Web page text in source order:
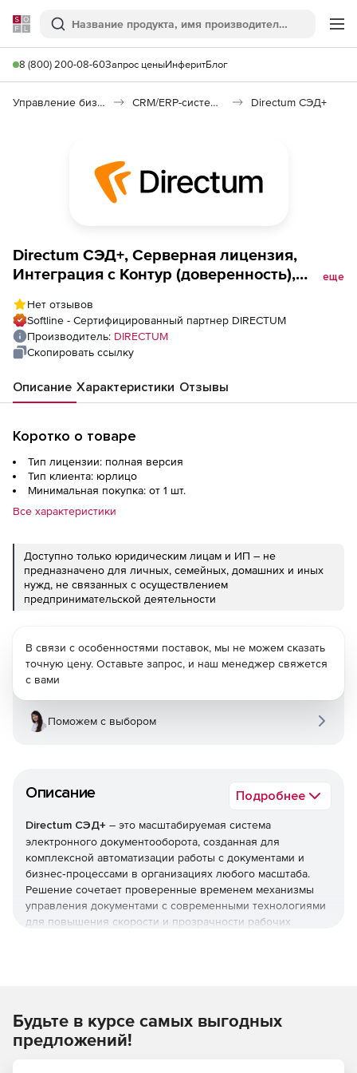
Softline
Поиск
8 (800) 200-08-60Запрос ценыИнферитБлог
Управление бизнесом, CRM/ERP CRM/ERP-системы Directum СЭД+
Directum СЭД+, Серверная лицензия,
Интеграция с Контур (доверенность),
еще
Нет отзывов
Softline - Сертифицированный партнер DIRECTUM
Производитель: DIRECTUM
Скопировать ссылку
Описание Характеристики Отзывы
Коротко о товаре
Тип лицензии: полная версия
Тип клиента: юрлицо
Минимальная покупка: от 1 шт.
Все характеристики
Доступно только юридическим лицам и ИП – не
предназначено для личных, семейных, домашних и иных
нужд, не связанных с осуществлением
предпринимательской деятельности
Описание Подробнее
Directum СЭД+ – это масштабируемая система
электронного документооборота, созданная для
комплексной автоматизации работы с документами и
бизнес‑процессами в организациях любого масштаба.
Решение сочетает проверенные временем механизмы
управления документами с современными технологиями
для повышения скорости и прозрачности рабочих
Ключевые возможности
Централизованное хранение документов. Единое
В связи с особенностями поставок, мы не можем сказать
точную цену. Оставьте запрос, и наш менеджер свяжется
с вами
Поможем с выбором
Будьте в курсе самых выгодных
предложений!